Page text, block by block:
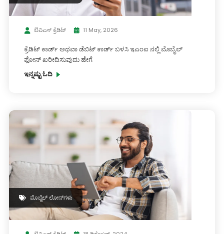
ಟಿವಿಎಸ್ ಕ್ರೆಡಿಟ್ 11 May, 2026
ಕ್ರೆಡಿಟ್ ಕಾರ್ಡ್ ಅಥವಾ ಡೆಬಿಟ್ ಕಾರ್ಡ್ ಬಳಸಿ ಇಎಂಐ ನಲ್ಲಿ ಮೊಬೈಲ್
ಫೋನ್ ಖರೀದಿಸುವುದು ಹೇಗೆ
ಇನ್ನಷ್ಟು ಓದಿ
ಮೊಬೈಲ್ ಲೋನ್‌ಗಳು